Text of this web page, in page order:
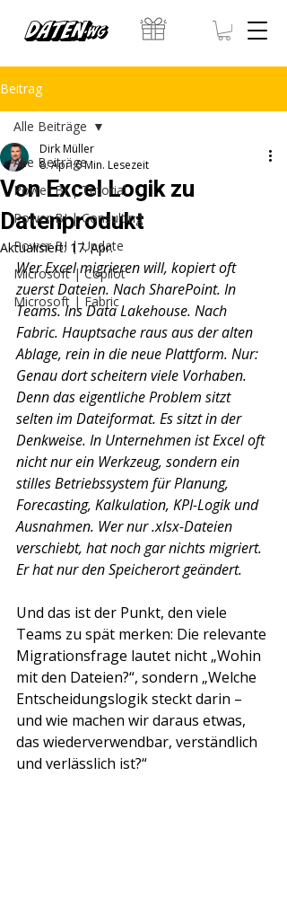
Beitrag
Alle Beiträge
Power BI | Tutorial
Power BI | Consulting
Power BI | Update
Microsoft | Copilot
Microsoft | Fabric
Alle Beiträge
Von Excel Logik zu
Datenprodukt
Dirk Müller
8. Apr. 6 Min. Lesezeit
Aktualisiert: 17. Apr.
Wer Excel migrieren will, kopiert oft
zuerst Dateien. Nach SharePoint. In
Teams. Ins Data Lakehouse. Nach
Fabric. Hauptsache raus aus der alten
Ablage, rein in die neue Plattform. Nur:
Genau dort scheitern viele Vorhaben.
Denn das eigentliche Problem sitzt
selten im Dateiformat. Es sitzt in der
Denkweise. In Unternehmen ist Excel oft
nicht nur ein Werkzeug, sondern ein
stilles Betriebssystem für Planung,
Forecasting, Kalkulation, KPI-Logik und
Ausnahmen. Wer nur .xlsx-Dateien
verschiebt, hat noch gar nichts migriert.
Er hat nur den Speicherort geändert.
Und das ist der Punkt, den viele
Teams zu spät merken: Die relevante
Migrationsfrage lautet nicht „Wohin
mit den Dateien?“, sondern „Welche
Entscheidungslogik steckt darin –
und wie machen wir daraus etwas,
das wiederverwendbar, verständlich
und verlässlich ist?“